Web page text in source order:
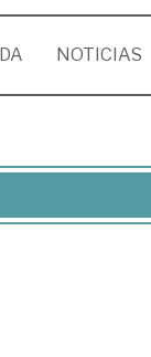
NOTICIAS